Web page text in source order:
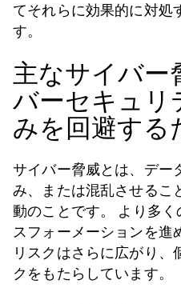
てそれらに効果的に対処
す。
主なサイバー
バーセキュリ
みを回避する
サイバー脅威とは、デー
み、または混乱させるこ
動のことです。 より多
スフォーメーションを進
リスクはさらに広がり、
クをもたらしています。